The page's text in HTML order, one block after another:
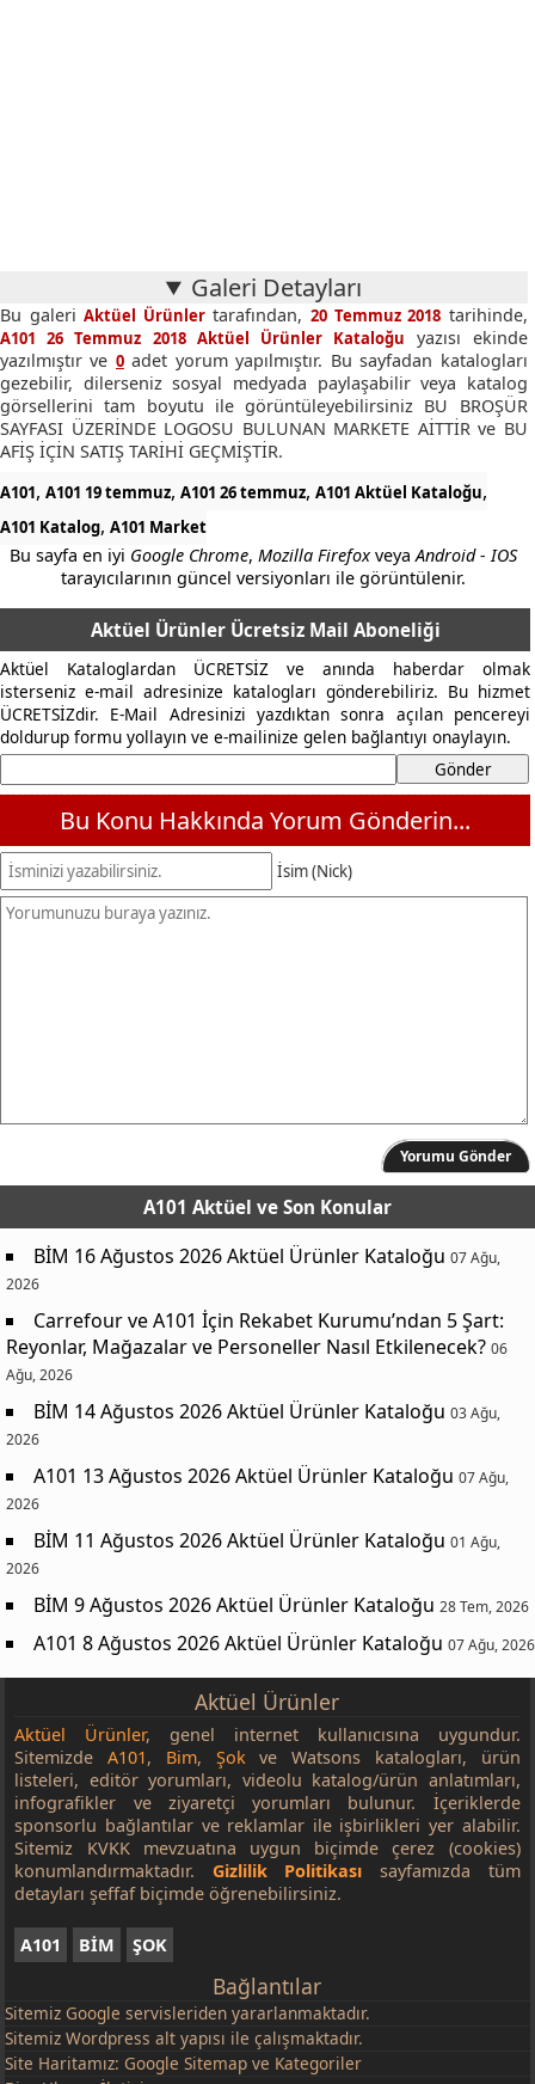
Galeri Detayları
Bu galeriAktüel Ürünlertarafından,20 Temmuz 2018 tarihinde,
A101 26 Temmuz 2018 Aktüel Ürünler Kataloğu yazısı ekinde
yazılmıştır ve 0adet yorum yapılmıştır. Bu sayfadan katalogları
gezebilir, dilerseniz sosyal medyada paylaşabilir veya katalog
görsellerini tam boyutu ile görüntüleyebilirsiniz BU BROŞÜR
SAYFASI ÜZERİNDE LOGOSU BULUNAN MARKETE AİTTİR ve BU
AFİŞ İÇİN SATIŞ TARİHİ GEÇMİŞTİR.
A101, A101 19 temmuz, A101 26 temmuz, A101 Aktüel Kataloğu,
A101 Katalog, A101 Market
Bu sayfa en iyi Google Chrome,Mozilla Firefox veyaAndroid - IOS
tarayıcılarının güncel versiyonları ile görüntülenir.
Aktüel Ürünler Ücretsiz Mail Aboneliği
Aktüel Kataloglardan ÜCRETSİZ ve anında haberdar olmak
isterseniz e-mail adresinize katalogları gönderebiliriz. Bu hizmet
ÜCRETSİZdir. E-Mail Adresinizi yazdıktan sonra açılan pencereyi
doldurup formu yollayın ve e-mailinize gelen bağlantıyı onaylayın.
Bu Konu Hakkında Yorum Gönderin...
İsim (Nick)
Yorumu Gönder
A101 Aktüel ve Son Konular
BİM 16 Ağustos 2026 Aktüel Ürünler Kataloğu 07 Ağu,
2026
Carrefour ve A101 İçin Rekabet Kurumu’ndan 5 Şart:
Reyonlar, Mağazalar ve Personeller Nasıl Etkilenecek? 06
Ağu, 2026
BİM 14 Ağustos 2026 Aktüel Ürünler Kataloğu 03 Ağu,
2026
A101 13 Ağustos 2026 Aktüel Ürünler Kataloğu 07 Ağu,
2026
BİM 11 Ağustos 2026 Aktüel Ürünler Kataloğu 01 Ağu,
2026
BİM 9 Ağustos 2026 Aktüel Ürünler Kataloğu 28 Tem, 2026
A101 8 Ağustos 2026 Aktüel Ürünler Kataloğu 07 Ağu, 2026
Aktüel Ürünler
Aktüel Ürünler, genel internet kullanıcısına uygundur.
SitemizdeA101, Bim, Şokve Watsons katalogları, ürün
listeleri, editör yorumları, videolu katalog/ürün anlatımları,
infografikler ve ziyaretçi yorumları bulunur. İçeriklerde
sponsorlu bağlantılar ve reklamlar ile işbirlikleri yer alabilir.
Sitemiz KVKK mevzuatına uygun biçimde çerez (cookies)
konumlandırmaktadır. Gizlilik Politikası sayfamızda tüm
detayları şeffaf biçimde öğrenebilirsiniz.
A101 BİM ŞOK
Bağlantılar
Sitemiz Google servisleriden yararlanmaktadır.
Sitemiz Wordpress alt yapısı ile çalışmaktadır.
Site Haritamız: Google Sitemap ve Kategoriler